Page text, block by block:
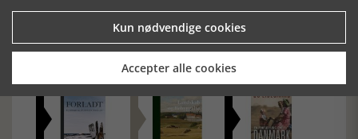
SE RELATEREDE ARTIKLER
Kun nødvendige cookies
Accepter alle cookies